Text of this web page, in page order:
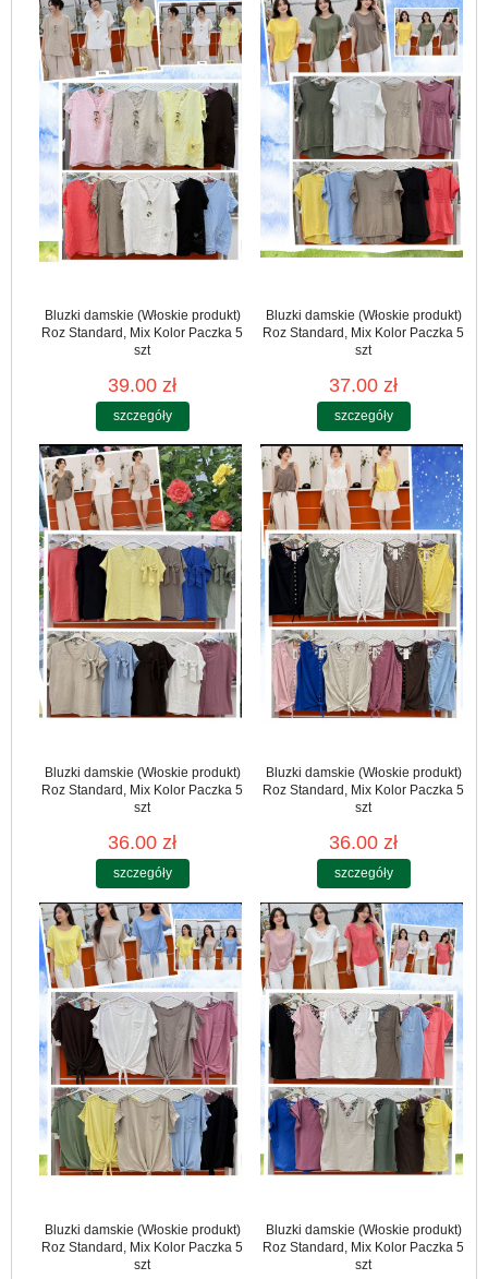
Bluzki damskie (Włoskie produkt)
Roz Standard, Mix Kolor Paczka 5
szt
39.00 zł
szczegóły
Bluzki damskie (Włoskie produkt)
Roz Standard, Mix Kolor Paczka 5
szt
37.00 zł
szczegóły
Bluzki damskie (Włoskie produkt)
Roz Standard, Mix Kolor Paczka 5
szt
36.00 zł
szczegóły
Bluzki damskie (Włoskie produkt)
Roz Standard, Mix Kolor Paczka 5
szt
36.00 zł
szczegóły
Bluzki damskie (Włoskie produkt)
Roz Standard, Mix Kolor Paczka 5
szt
Bluzki damskie (Włoskie produkt)
Roz Standard, Mix Kolor Paczka 5
szt